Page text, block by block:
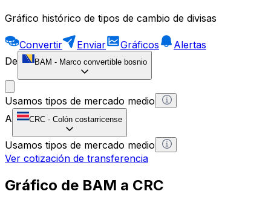
Gráfico histórico de tipos de cambio de divisas
Convertir Enviar Gráficos
Alertas
De
BAM - Marco convertible bosnio
Usamos tipos de mercado medio
A
CRC - Colón costarricense
Usamos tipos de mercado medio
Ver cotización de transferencia
Gráfico de BAM a CRC